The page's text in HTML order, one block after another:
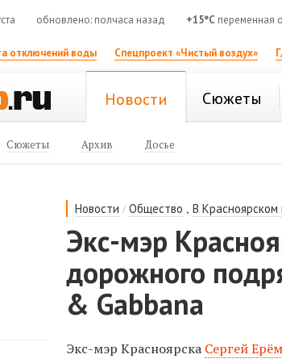
обновлено: полчаса назад +15°C переменная
отключений воды Спецпроект «Чистый воздух»
Новости Сюжеты
Сюжеты Архив Досье
Новости /Общество ,В Красноярском
Экс-мэр
дорожного
& Gabbana
Экс-мэр Красноярска Сергей